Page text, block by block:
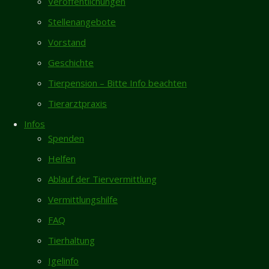
Stellenangebote
Vorstand
Geschichte
Tierpension – Bitte Info beachten
Tierarztpraxis
Infos
Spenden
Helfen
Ablauf der Tiervermittlung
Vermittlungshilfe
FAQ
Tierhaltung
Igelinfo
Jahren
06.12.2023
Tierheim
nun leben
wir, Yuca und
seit 4 Jahren
bei unseren
Neueste Beiträge
Vermisst- Nymphensittich aus Garmissen
Zugelaufen 6.8. – Weiblicher Pinscher vom
Galgenberg/Hildesheim
Rita sucht dringend Endstelle für ihren
restlichen Lebensabend
Pause, einer "neuen" Bullimaus...